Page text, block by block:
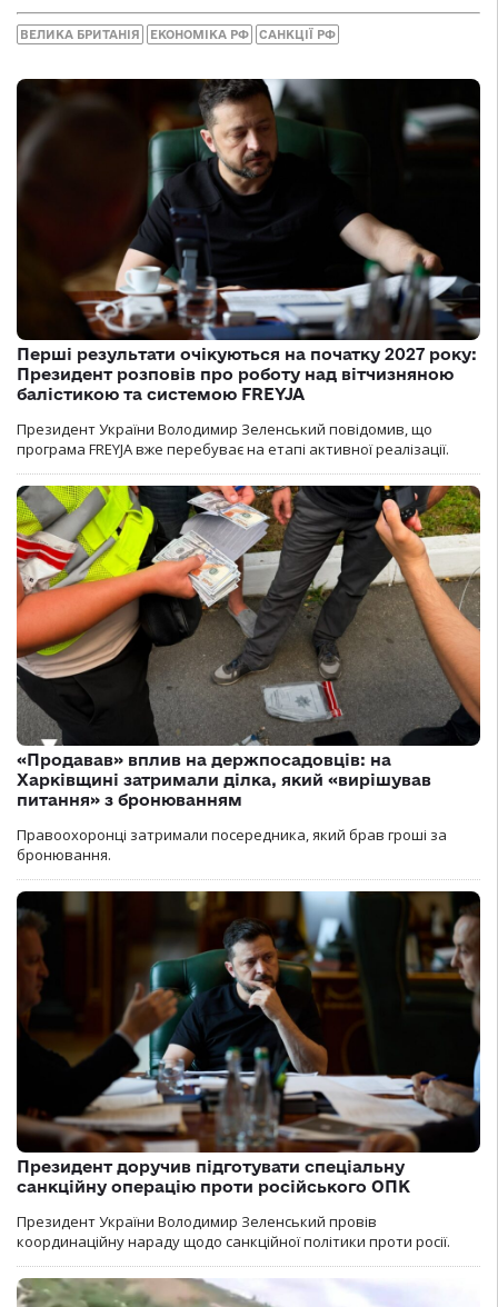
ВЕЛИКА БРИТАНІЯ ЕКОНОМІКА РФ САНКЦІЇ РФ
Перші результати очікуються на початку 2027 року:
Президент розповів про роботу над вітчизняною
балістикою та системою FREYJA
Президент України Володимир Зеленський повідомив, що
програма FREYJA вже перебуває на етапі активної реалізації.
«Продавав» вплив на держпосадовців: на
Харківщині затримали ділка, який «вирішував
питання» з бронюванням
Правоохоронці затримали посередника, який брав гроші за
бронювання.
Президент доручив підготувати спеціальну
санкційну операцію проти російського ОПК
Президент України Володимир Зеленський провів
координаційну нараду щодо санкційної політики проти росії.